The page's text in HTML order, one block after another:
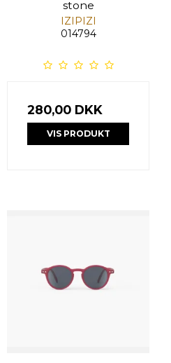
stone
IZIPIZI
014794
280,00 DKK
VIS PRODUKT